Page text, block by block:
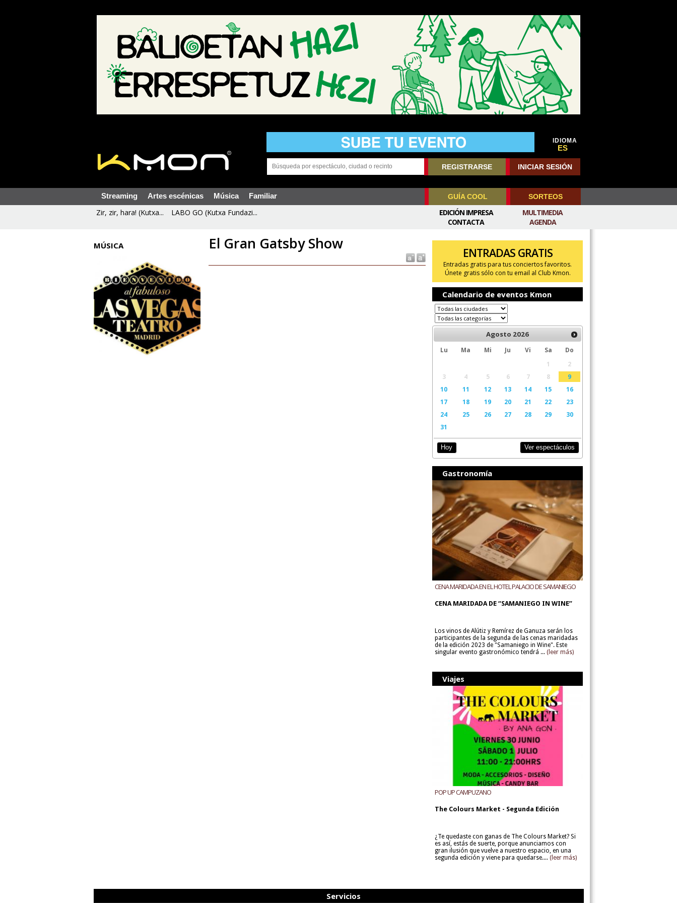
IDIOMA
ES
REGISTRARSE INICIAR SESIÓN
Streaming Artes escénicas Música Familiar GUÍA COOL SORTEOS
Zir, zir, hara! (Kutxa... LABO GO (Kutxa Fundazi...
MULTIMEDIA
AGENDA
EDICIÓN IMPRESA
CONTACTA
MÚSICA El Gran Gatsby Show
ENTRADAS GRATIS
Entradas gratis para tus conciertos favoritos.
Únete gratis sólo con tu email al Club Kmon.
Calendario de eventos Kmon
Agosto 2026
Lu Ma Mi Ju Vi Sa
Do
1
2
3
4 5 6 7 8
9
10
11 12 13 14 15
16
17
18 19 20 21 22
23
24
25 26 27 28 29
30
31
Hoy Ver espectáculos
Gastronomía
CENA MARIDADA EN EL HOTEL PALACIO DE SAMANIEGO
CENA MARIDADA DE “SAMANIEGO IN WINE”
Los vinos de Alútiz y Remírez de Ganuza serán los
participantes de la segunda de las cenas maridadas
de la edición 2023 de "Samaniego in Wine". Este
singular evento gastronómico tendrá ... (leer más)
Viajes
POP UP CAMPUZANO
The Colours Market - Segunda Edición
¿Te quedaste con ganas de The Colours Market? Si
es así, estás de suerte, porque anunciamos con
gran ilusión que vuelve a nuestro espacio, en una
segunda edición y viene para quedarse.... (leer más)
Servicios